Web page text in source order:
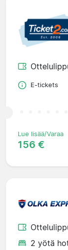
E-tickets
Lue lisää/Varaa
156 €
2 yötä